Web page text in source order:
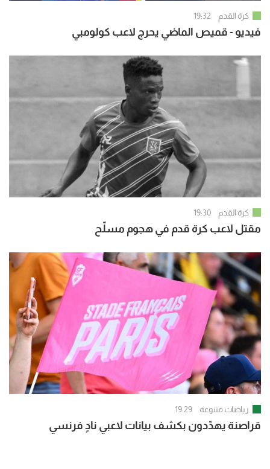
كرة القدم 19:32
فيديو - قميص الماضي يحرج لاعب كولومبي
كرة القدم 19:30
مقتل لاعب كرة قدم في هجوم مسلّح
رياضات متنوعة 19:29
قراصنة يهدّدون بكشف بيانات لاعبي نادٍ فرنسي